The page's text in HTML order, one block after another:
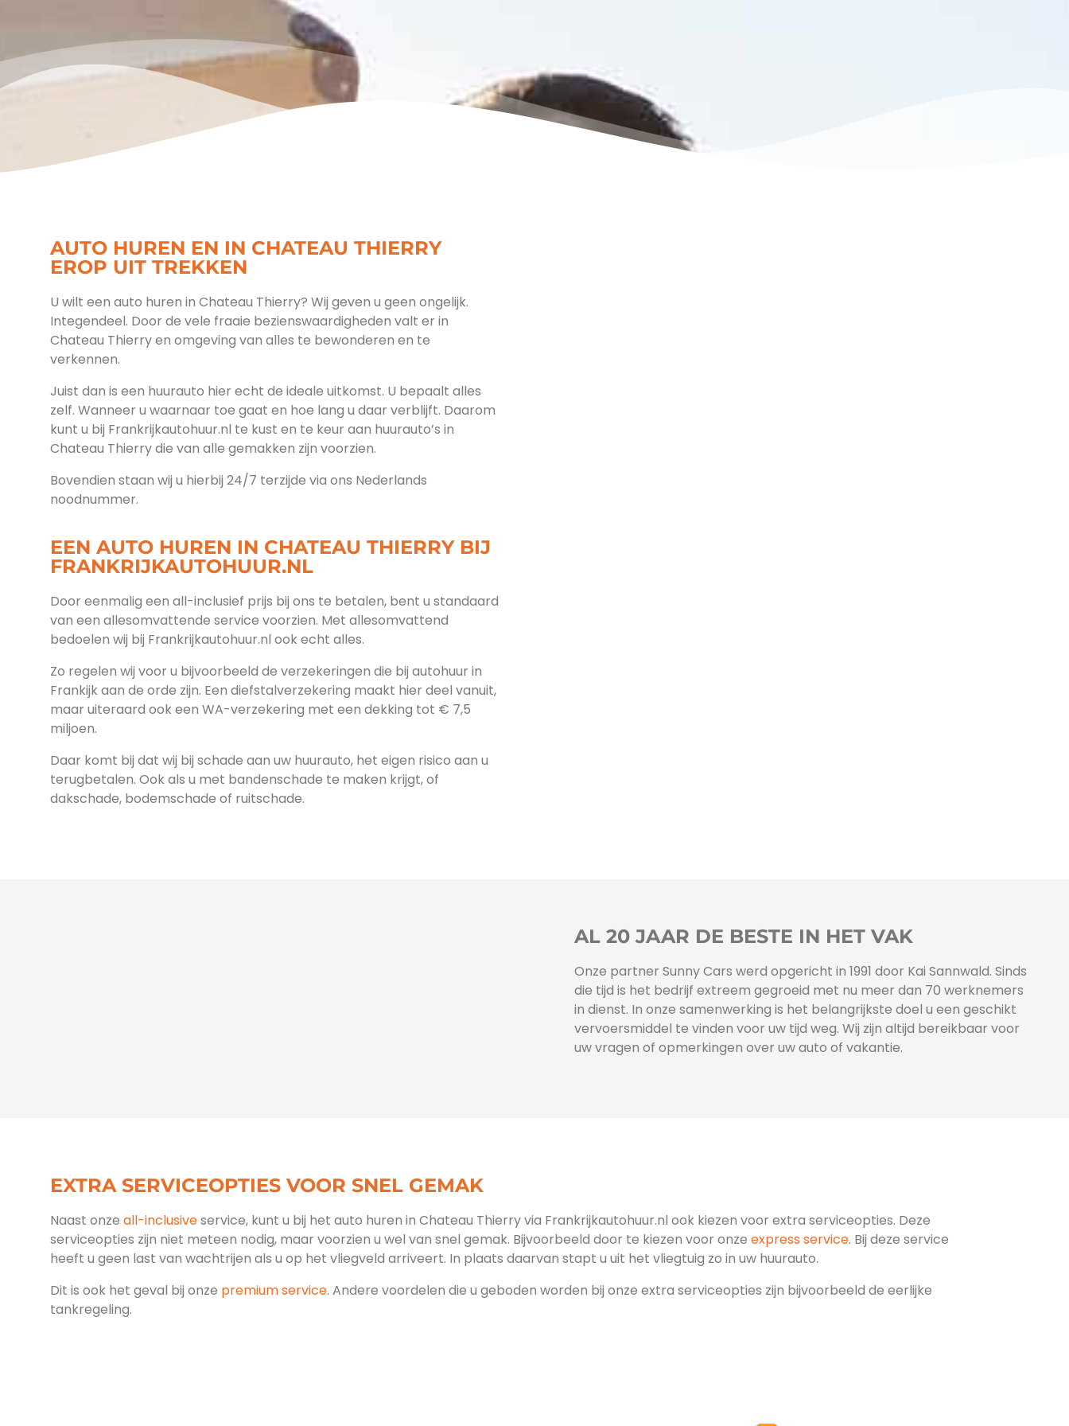
AUTO HUREN EN IN CHATEAU THIERRY
EROP UIT TREKKEN
U wilt een auto huren in Chateau Thierry? Wij geven u geen ongelijk.
Integendeel. Door de vele fraaie bezienswaardigheden valt er in
Chateau Thierry en omgeving van alles te bewonderen en te
verkennen.
Juist dan is een huurauto hier echt de ideale uitkomst. U bepaalt alles
zelf. Wanneer u waarnaar toe gaat en hoe lang u daar verblijft. Daarom
kunt u bij Frankrijkautohuur.nl te kust en te keur aan huurauto’s in
Chateau Thierry die van alle gemakken zijn voorzien.
Bovendien staan wij u hierbij 24/7 terzijde via ons Nederlands
noodnummer.
EEN AUTO HUREN IN CHATEAU THIERRY BIJ
FRANKRIJKAUTOHUUR.NL
Door eenmalig een all-inclusief prijs bij ons te betalen, bent u standaard
van een allesomvattende service voorzien. Met allesomvattend
bedoelen wij bij Frankrijkautohuur.nl ook echt alles.
Zo regelen wij voor u bijvoorbeeld de verzekeringen die bij autohuur in
Frankijk aan de orde zijn. Een diefstalverzekering maakt hier deel vanuit,
maar uiteraard ook een WA-verzekering met een dekking tot € 7,5
miljoen.
Daar komt bij dat wij bij schade aan uw huurauto, het eigen risico aan u
terugbetalen. Ook als u met bandenschade te maken krijgt, of
dakschade, bodemschade of ruitschade.
AL 20 JAAR DE BESTE IN HET VAK
Onze partner Sunny Cars werd opgericht in 1991 door Kai Sannwald. Sinds
die tijd is het bedrijf extreem gegroeid met nu meer dan 70 werknemers
in dienst. In onze samenwerking is het belangrijkste doel u een geschikt
vervoersmiddel te vinden voor uw tijd weg. Wij zijn altijd bereikbaar voor
uw vragen of opmerkingen over uw auto of vakantie.
EXTRA SERVICEOPTIES VOOR SNEL GEMAK
Naast onze all-inclusiveservice, kunt u bij het auto huren in Chateau Thierry via Frankrijkautohuur.nl ook kiezen voor extra serviceopties. Deze
serviceopties zijn niet meteen nodig, maar voorzien u wel van snel gemak. Bijvoorbeeld door te kiezen voor onze express service. Bij deze service
heeft u geen last van wachtrijen als u op het vliegveld arriveert. In plaats daarvan stapt u uit het vliegtuig zo in uw huurauto.
Dit is ook het geval bij onze premium service. Andere voordelen die u geboden worden bij onze extra serviceopties zijn bijvoorbeeld de eerlijke
tankregeling.